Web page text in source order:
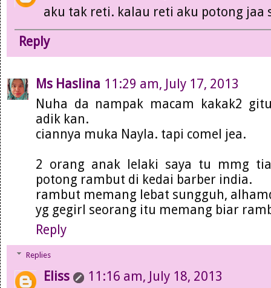
aku tak reti. kalau reti aku potong jaa
Reply
Ms Haslina 11:29 am, July 17, 2013
Nuha da nampak macam kakak2
adik kan.
ciannya muka Nayla. tapi comel jea.
2 orang anak lelaki saya tu mmg
potong rambut di kedai barber india.
rambut memang lebat sungguh,
yg gegirl seorang itu memang biar
Reply
Replies
Eliss
11:16 am, July 18, 2013